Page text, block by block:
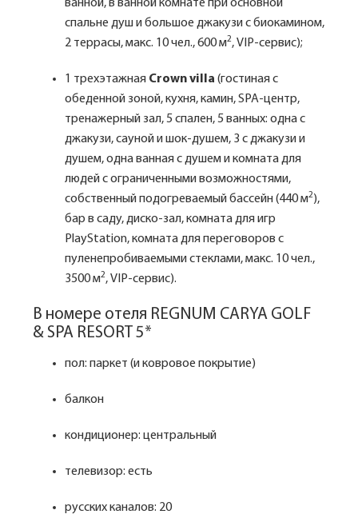
ванной, в ванной комнате при основной
спальне душ и большое джакузи с биокамином,
2 террасы, макс. 10 чел., 600 м2, VIP-сервис);
1 трехэтажная Crown villa (гостиная с
обеденной зоной, кухня, камин, SPA-центр,
тренажерный зал, 5 спален, 5 ванных: одна с
джакузи, сауной и шок-душем, 3 с джакузи и
душем, одна ванная с душем и комната для
людей с ограниченными возможностями,
собственный подогреваемый бассейн (440 м2),
бар в саду, диско-зал, комната для игр
PlayStation, комната для переговоров с
пуленепробиваемыми стеклами, макс. 10 чел.,
3500 м2, VIP-сервис).
В номере отеля REGNUM CARYA GOLF
& SPA RESORT 5*
пол: паркет (и ковровое покрытие)
балкон
кондиционер: центральный
телевизор: есть
русских каналов: 20